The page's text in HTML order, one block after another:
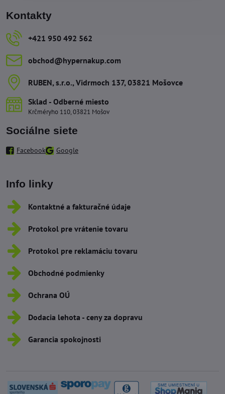
Kontakty
+421 950 492 562
obchod​@hypernakup​.com
RUBEN, s​.r​.o​., Vidrmoch 137, 03821 Mošovce
Sklad - Odberné miesto
Krčméryho 110, 03821 Mošov
Sociálne siete
Facebook Google
Info linky
Kontaktné a fakturačné údaje
Protokol pre vrátenie tovaru
Protokol pre reklamáciu tovaru
Obchodné podmienky
Ochrana OÚ
Dodacia lehota - ceny za dopravu
Garancia spokojnosti